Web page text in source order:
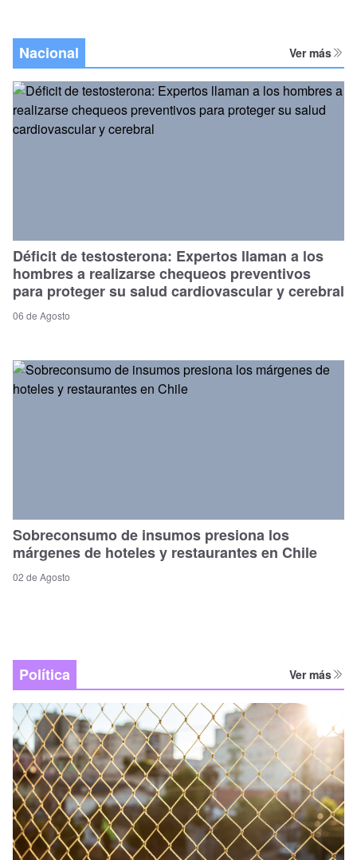
Nacional Ver más
Déficit de testosterona: Expertos llaman a los
hombres a realizarse chequeos preventivos
para proteger su salud cardiovascular y cerebral
06 de Agosto
Sobreconsumo de insumos presiona los
márgenes de hoteles y restaurantes en Chile
02 de Agosto
Política Ver más